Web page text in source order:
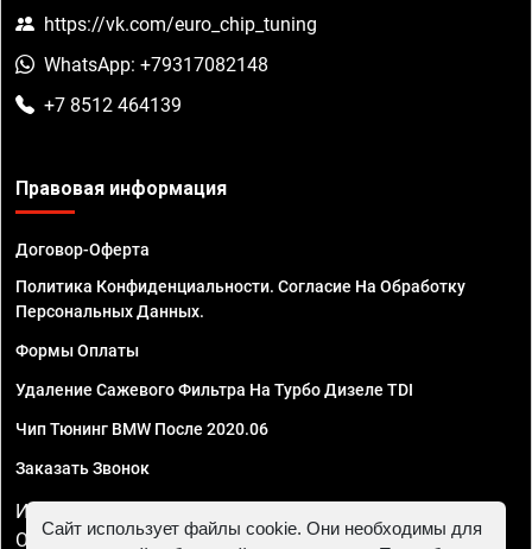
https://vk.com/euro_chip_tuning
WhatsApp: +79317082148
+7 8512 464139
Правовая информация
Договор-Оферта
Политика Конфиденциальности. Согласие На Обработку
Персональных Данных.
Формы Оплаты
Удаление Сажевого Фильтра На Турбо Дизеле TDI
Чип Тюнинг BMW После 2020.06
Заказать Звонок
ИП Смирнов Георгий Павлович. ИНН 781302555843,
ОГРНИП 324470400032610
Сайт использует файлы cookie. Они необходимы для